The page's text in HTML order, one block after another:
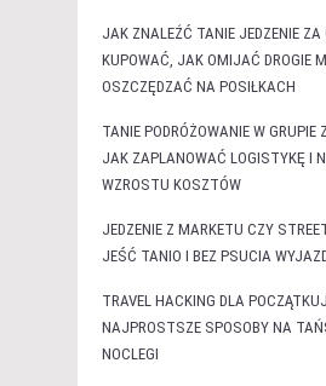
JAK ZNALEŹĆ TANIE JEDZENIE ZA
KUPOWAĆ, JAK OMIJAĆ DROGIE
OSZCZĘDZAĆ NA POSIŁKACH
TANIE PODRÓŻOWANIE W
JAK ZAPLANOWAĆ LOGISTYKĘ I
WZROSTU KOSZTÓW
JEDZENIE Z MARKETU CZY
JEŚĆ TANIO I BEZ PSUCIA
TRAVEL HACKING DLA
NAJPROSTSZE SPOSOBY NA
NOCLEGI